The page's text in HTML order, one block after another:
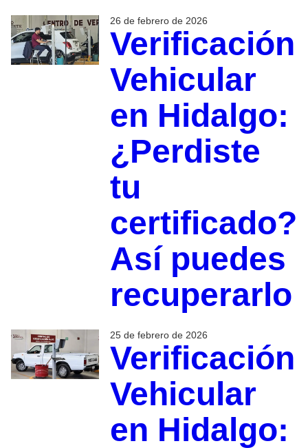
26 de febrero de 2026
Verificación
Vehicular
en Hidalgo:
¿Perdiste
tu
certificado?
Así puedes
recuperarlo
25 de febrero de 2026
Verificación
Vehicular
en Hidalgo: